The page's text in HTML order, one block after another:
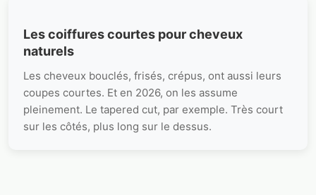
Les coiffures courtes pour cheveux
naturels
Les cheveux bouclés, frisés, crépus, ont aussi leurs
coupes courtes. Et en 2026, on les assume
pleinement. Le tapered cut, par exemple. Très court
sur les côtés, plus long sur le dessus.